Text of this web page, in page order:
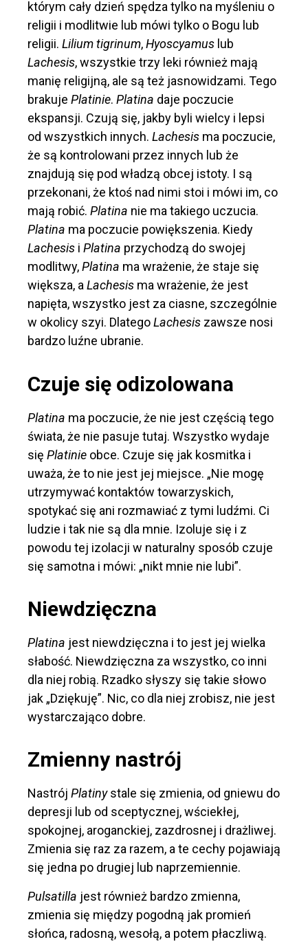
którym cały dzień spędza tylko na myśleniu o
religii i modlitwie lub mówi tylko o Bogu lub
religii. Lilium tigrinum,Hyoscyamus lub
Lachesis, wszystkie trzy leki również mają
manię religijną, ale są też jasnowidzami. Tego
brakuje Platinie. Platina daje poczucie
ekspansji. Czują się, jakby byli wielcy i lepsi
od wszystkich innych. Lachesis ma poczucie,
że są kontrolowani przez innych lub że
znajdują się pod władzą obcej istoty. I są
przekonani, że ktoś nad nimi stoi i mówi im, co
mają robić. Platina nie ma takiego uczucia.
Platina ma poczucie powiększenia. Kiedy
Lachesis i Platina przychodzą do swojej
modlitwy,Platina ma wrażenie, że staje się
większa, a Lachesis ma wrażenie, że jest
napięta, wszystko jest za ciasne, szczególnie
w okolicy szyi. DlategoLachesis zawsze nosi
bardzo luźne ubranie.
Czuje się odizolowana
Platina ma poczucie, że nie jest częścią tego
świata, że ​​nie pasuje tutaj. Wszystko wydaje
się Platinie obce. Czuje się jak kosmitka i
uważa, że ​​to nie jest jej miejsce. „Nie mogę
utrzymywać kontaktów towarzyskich,
spotykać się ani rozmawiać z tymi ludźmi. Ci
ludzie i tak nie są dla mnie. Izoluje się i z
powodu tej izolacji w naturalny sposób czuje
się samotna i mówi: „nikt mnie nie lubi”.
Niewdzięczna
Platina jest niewdzięczna i to jest jej wielka
słabość. Niewdzięczna za wszystko, co inni
dla niej robią. Rzadko słyszy się takie słowo
jak „Dziękuję”. Nic, co dla niej zrobisz, nie jest
wystarczająco dobre.
Zmienny nastrój
Nastrój Platinystale się zmienia, od gniewu do
depresji lub od sceptycznej, wściekłej,
spokojnej, aroganckiej, zazdrosnej i drażliwej.
Zmienia się raz za razem, a te cechy pojawiają
się jedna po drugiej lub naprzemiennie.
Pulsatilla jest również bardzo zmienna,
zmienia się między pogodną jak promień
słońca, radosną, wesołą, a potem płaczliwą.